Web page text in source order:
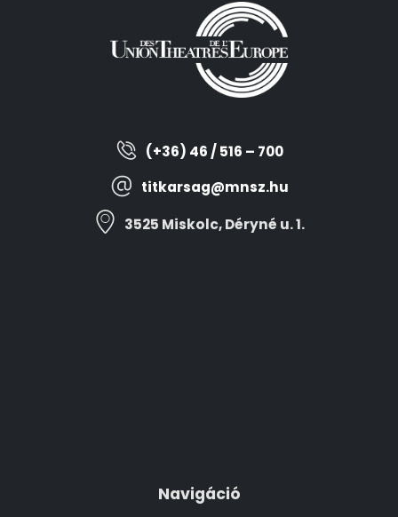
(+36) 46 / 516 – 700
titkarsag@mnsz.hu
3525 Miskolc, Déryné u. 1.
Navigáció